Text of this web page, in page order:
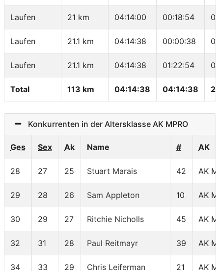
Laufen 21 km 04:14:00 00:18:54
Laufen 21.1 km 04:14:38 00:00:38
Laufen 21.1 km 04:14:38 01:22:54
Total 113 km 04:14:38 04:14:38
Konkurrenten in der Altersklasse AK MPRO
Ges Sex Ak Name # AK
28 27 25 Stuart Marais 42 AK
29 28 26 Sam Appleton 10 AK
30 29 27 Ritchie Nicholls 45 AK
32 31 28 Paul Reitmayr 39 AK
34 33 29 Chris Leiferman 21 AK